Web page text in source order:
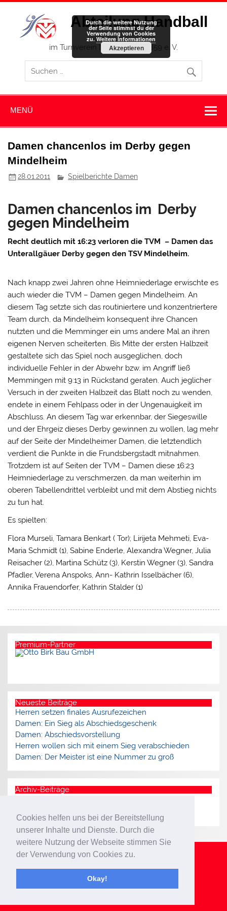
Cookies helfen uns bei der Bereitstellung
unserer Inhalte und Dienste. Durch die
weitere Nutzung der Webseite stimmen Sie
der Verwendung von Cookies zu.
Okay!
Zum
springen
Abteilung Handball
im Turnverein Memmingen 1859 e. V.
MENÜ
Damen chancenlos im Derby gegen
Mindelheim
28.01.2011 Spielberichte Damen
Damen chancenlos im Derby
gegen Mindelheim
Recht deutlich mit 16:23 verloren die TVM – Damen das
Unterallgäuer Derby gegen den TSV Mindelheim.
Nach knapp zwei Jahren ohne Heimniederlage erwischte es
auch wieder die TVM – Damen gegen Mindelheim. An
diesem Tag setzte sich das routiniertere und konzentriertere
Team durch, da Mindelheim konsequent ihre Chancen
nutzten und die Memminger ein ums andere Mal an ihren
eigenen Nerven scheiterten. Bis Mitte der ersten Halbzeit
gestaltete sich das Spiel noch ausgeglichen, doch
individuelle Fehler in der Abwehr bzw. im Angriff ließ
Memmingen mit 9:13 in Rückstand geraten. Auch jeglicher
Versuch in der zweiten Halbzeit das Blatt noch zu wenden,
endete in einem Fehlpass oder in der Ungenauigkeit im
Abschluss. An diesem Tag war erkennbar, der Siegeswille
und der Ehrgeiz dieses Derby gewinnen zu wollen, lag mehr
auf der Seite der Mindelheimer Damen, die letztendlich
verdient die Punkte in die Frundsbergstadt mitnahmen.
Trotzdem ist auf Seiten der TVM – Damen diese 16:23
Heimniederlage zu verschmerzen, da man weiterhin im
oberen Tabellendrittel verbleibt und mit dem Abstieg nichts
zu tun hat.
Es spielten:
Flora Murseli, Tamara Benkart ( Tor); Lirijeta Mehmeti, Eva-
Maria Schmidt (1), Sabine Enderle, Alexandra Wegner, Julia
Reisacher (2), Martina Schütz (3), Kerstin Wegner (3), Sandra
Pfadler, Verena Anspoks, Ann- Kathrin Isselbächer (6),
Annika Frauendorfer, Kathrin Stalder (1)
Premium-Partner
Neueste Beiträge
Herren setzen finales Ausrufezeichen
Damen: Ein Sieg als Abschiedsgeschenk
Damen: Abschiedsvorstellung
Herren wollen sich mit einem Sieg verabschieden
Damen: Der Meister ist eine Nummer zu groß
Archiv-Beiträge
Impressum
Datenschutzerklärung
Durch die weitere Nutzung
der Seite stimmst du der
Verwendung von Cookies
zu. Weitere Informationen
Akzeptieren